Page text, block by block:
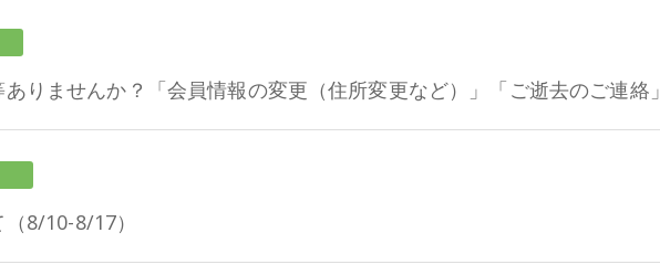
りませんか？「会員情報の変更（住所変更など）」「ご逝去のご連絡」
8/10-8/17）